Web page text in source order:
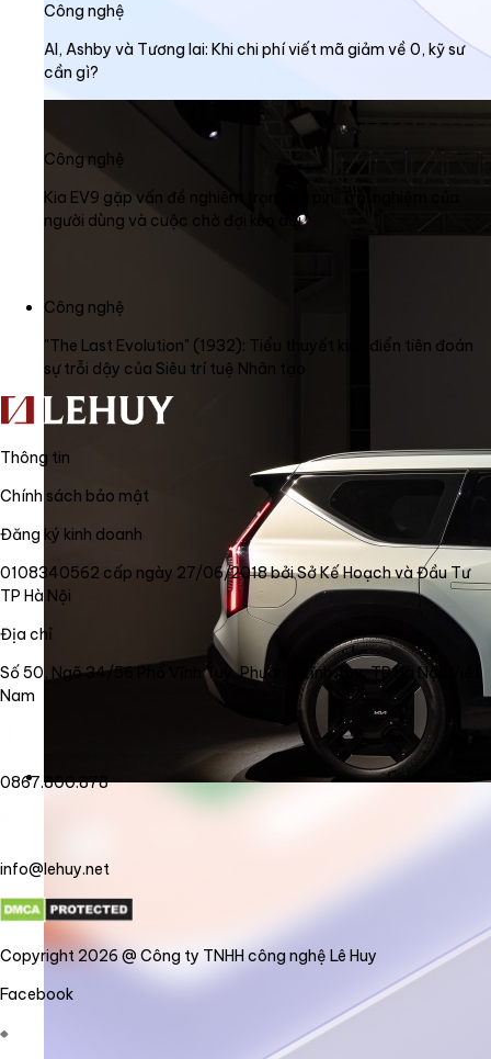
Công nghệ
AI, Ashby và Tương lai: Khi chi phí viết mã giảm về 0, kỹ sư
cần gì?
Công nghệ
Kia EV9 gặp vấn đề nghiêm trọng về pin: Trải nghiệm của
người dùng và cuộc chờ đợi kéo dài
Công nghệ
"The Last Evolution" (1932): Tiểu thuyết kinh điển tiên đoán
sự trỗi dậy của Siêu trí tuệ Nhân tạo
Thông tin
Chính sách bảo mật
Đăng ký kinh doanh
0108340562 cấp ngày 27/06/2018 bởi Sở Kế Hoạch và Đầu Tư
TP Hà Nội
Địa chỉ
Số 50, Ngõ 34/56 Phố Vĩnh Tuy, Phường Vĩnh Tuy, TP Hà Nội, Việt
Nam
0867.800.878
info@lehuy.net
Copyright 2026 @ Công ty TNHH công nghệ Lê Huy
Facebook